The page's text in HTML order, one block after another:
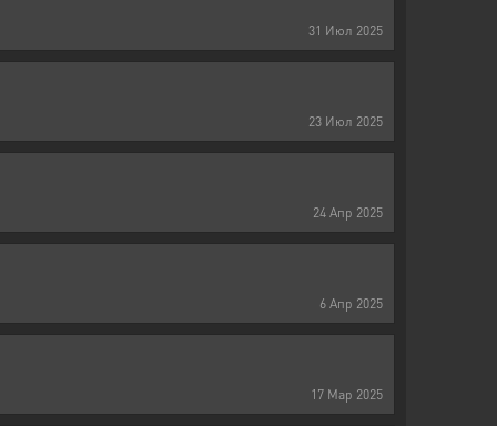
31 Июл 2025
23 Июл 2025
24 Апр 2025
6 Апр 2025
17 Мар 2025